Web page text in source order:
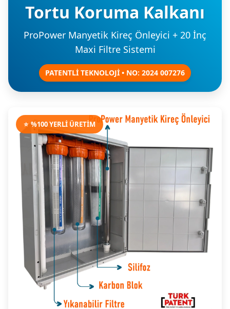
Tortu Koruma Kalkanı
ProPower Manyetik Kireç Önleyici + 20 İnç
Maxi Filtre Sistemi
PATENTLİ TEKNOLOJİ • NO: 2024 007276
⭐ %100 YERLİ ÜRETİM